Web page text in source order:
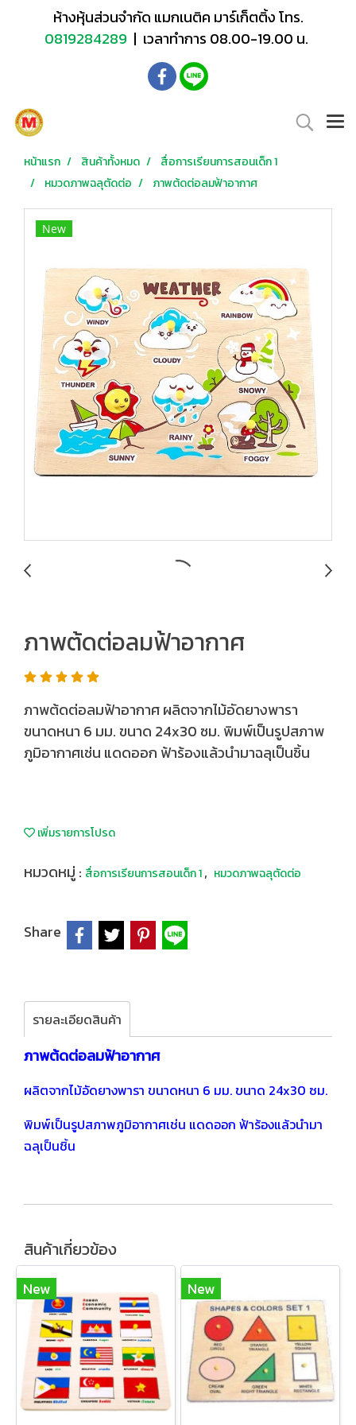
ห้างหุ้นส่วนจำกัด แมกเนติค มาร์เก็ตติ้ง โทร.
0819284289 | เวลาทำการ 08.00-19.00 น.
หน้าแรก สินค้าทั้งหมด
สื่อการเรียนการสอนเด็ก 1
หมวดภาพฉลุตัดต่อ
ภาพต้ดต่อลมฟ้าอากาศ
New
ภาพต้ดต่อลมฟ้าอากาศ
ภาพต้ดต่อลมฟ้าอากาศ ผลิตจากไม้อัดยางพารา
ขนาดหนา 6 มม. ขนาด 24x30 ซม. พิมพ์เป็นรูปสภาพ
ภูมิอากาศเช่น แดดออก ฟ้าร้องแล้วนำมาฉลุเป็นชิ้น
เพิ่มรายการโปรด
หมวดหมู่ : สื่อการเรียนการสอนเด็ก 1, หมวดภาพฉลุตัดต่อ
Share
รายละเอียดสินค้า
ภาพต้ดต่อลมฟ้าอากาศ
ผลิตจากไม้อัดยางพารา ขนาดหนา 6 มม. ขนาด 24x30 ซม.
พิมพ์เป็นรูปสภาพภูมิอากาศเช่น แดดออก ฟ้าร้องแล้วนำมา
ฉลุเป็นชิ้น
สินค้าเกี่ยวข้อง
New New